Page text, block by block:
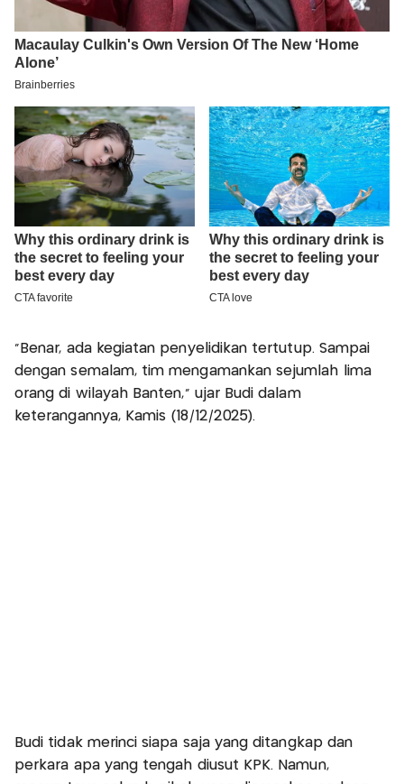
“Benar, ada kegiatan penyelidikan tertutup. Sampai
dengan semalam, tim mengamankan sejumlah lima
orang di wilayah Banten,” ujar Budi dalam
keterangannya, Kamis (18/12/2025).
Budi tidak merinci siapa saja yang ditangkap dan
perkara apa yang tengah diusut KPK. Namun,